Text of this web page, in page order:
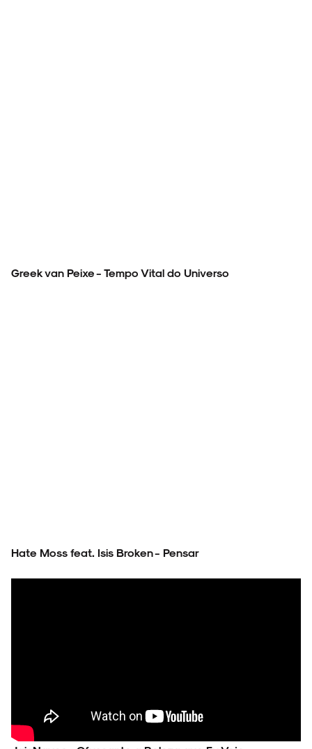
Greek van Peixe - Tempo Vital do Universo
Hate Moss feat. Isis Broken - Pensar